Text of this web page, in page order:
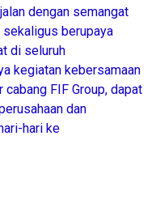
dengan semangat
sekaligus berupaya
di seluruh
kegiatan kebersamaan
FIF Group, dapat
dan
hari ke